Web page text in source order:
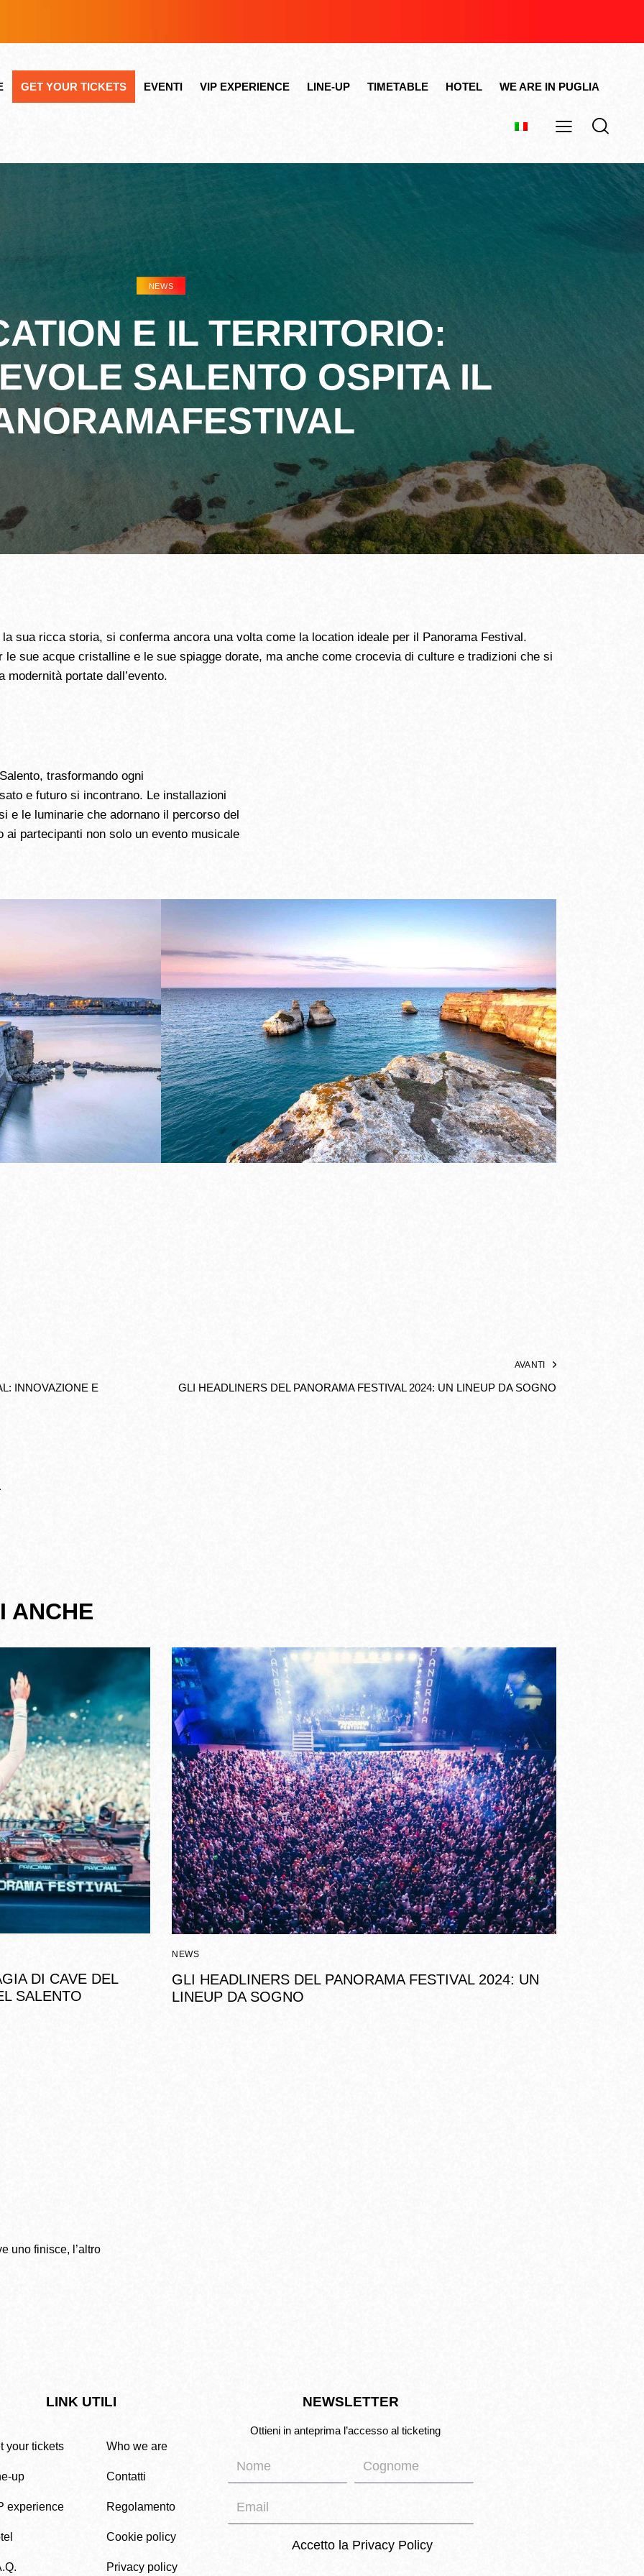
GET YOUR TICKETS EVENTI VIP EXPERIENCE LINE-UP TIMETABLE HOTEL WE ARE IN PUGLIA
NEWS
E IL TERRITORIO:
SALENTO OSPITA IL
sua ricca storia, si conferma ancora una volta come la location ideale per il Panorama Festival.
le sue acque cristalline e le sue spiagge dorate, ma anche come crocevia di culture e tradizioni che si
modernità portate dall’evento.
trasformando ogni
e futuro si incontrano. Le installazioni
e le luminarie che adornano il percorso del
partecipanti non solo un evento musicale
INNOVAZIONE E
AVANTI
GLI HEADLINERS DEL PANORAMA FESTIVAL 2024: UN LINEUP DA SOGNO
ANCHE
DI CAVE DEL
SALENTO
NEWS
GLI HEADLINERS DEL PANORAMA FESTIVAL 2024: UN
LINEUP DA SOGNO
uno finisce, l’altro
LINK UTILI
your tickets
up
experience
Who we are
Contatti
Regolamento
Cookie policy
Privacy policy
NEWSLETTER
Ottieni in anteprima l’accesso al ticketing
Accetto la Privacy Policy